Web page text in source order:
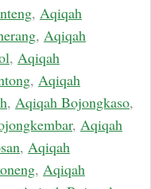
, Aqiqah
, Aqiqah
, Aqiqah
, Aqiqah
, Aqiqah Bojongkaso,
, Aqiqah
, Aqiqah
, Aqiqah